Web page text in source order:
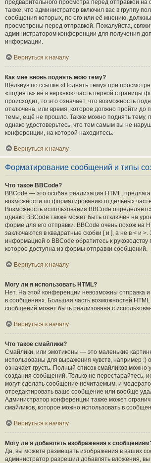
предварительного просмотра перед отправкой
также, что администратор включил вас в группу
сообщения которых, по его или её мнению,
просмотрены перед отправкой. Пожалуйста,
администратором конференции для получения
информации.
Вернуться к началу
Как мне вновь поднять мою тему?
Щёлкнув по ссылке «Поднять тему» при
«поднять» её в верхнюю часть первой страницы
происходит, то это означает, что возможность
отключена, или время, которое должно пройти до
темы, ещё не прошло. Также можно поднять тему,
однако удостоверьтесь, что тем самым вы не
конференции, на которой находитесь.
Вернуться к началу
Форматирование сообщений и типы
Что такое BBCode?
BBCode — это особая реализация HTML,
возможности по форматированию отдельных
Возможность использования BBCode
однако BBCode также может быть отключён на
форме для его отправки. BBCode очень похож на
заключаются в квадратные скобки [ и ], а не в < и
информацией о BBCode обратитесь к руководству
которое доступна из формы отправки сообщений.
Вернуться к началу
Могу ли я использовать HTML?
Нет. На этой конференции невозможны отправка
в сообщениях. Большая часть возможностей
сообщений может быть реализована с
Вернуться к началу
Что такое смайлики?
Смайлики, или эмотиконы — это маленькие
использованы для выражения чувств, например :)
означает грусть. Полный список смайликов можно
создания сообщений. Только не перестарайтесь,
могут сделать сообщение нечитаемым, и
отредактировать ваше сообщение или вообще
Администратор конференции также может
смайликов, которое можно использовать в
Вернуться к началу
Могу ли я добавлять изображения к
Да, вы можете размещать изображения в ваших
администратор разрешил добавлять вложения, вы